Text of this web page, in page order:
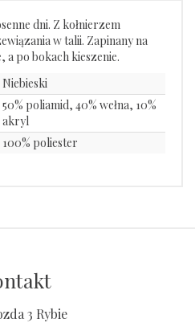
dni. Z kołnierzem
w talii. Zapinany na
a po bokach kieszenie.
Niebieski
50% poliamid, 40% wełna, 10%
akryl
100% poliester
3 Rybie